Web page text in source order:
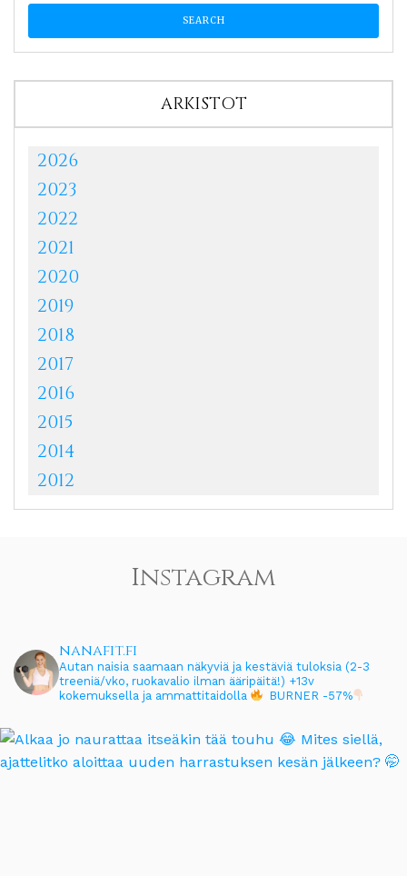
ARKISTOT
2026
2023
2022
2021
2020
2019
2018
2017
2016
2015
2014
2012
Instagram
nanafit.fi
Autan naisia saamaan näkyviä ja kestäviä tuloksia (2-3
treeniä/vko, ruokavalio ilman ääripäitä!) +13v
kokemuksella ja ammattitaidolla
BURNER -57%